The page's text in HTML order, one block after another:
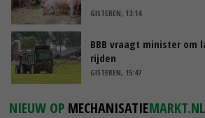
GISTEREN, 13:14
BBB vraagt minister om
rijden
GISTEREN, 15:47
NIEUW OP MECHANISATIEMARKT.NL